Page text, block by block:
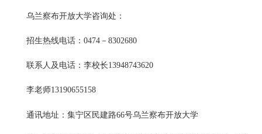
乌兰察布开放大学咨询处：
招生热线电话：0474－8302680
联系人及电话：李校长13948743620
李老师13190655158
通讯地址：集宁区民建路66号乌兰察布开放大学